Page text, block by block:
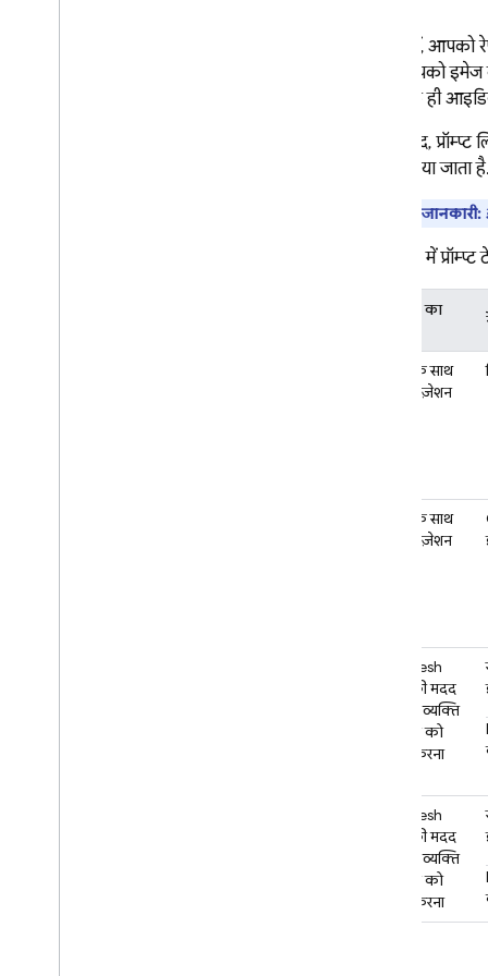
अनुरोध में, आपको
इसमें आपको इमेज
लिए, एक ही
इसके बाद,
रेफ़रंस दिया जाता
अहम जानकारी:
इस टेबल में
इस्तेमाल का
कंट्रोल के साथ
कस्टमाइज़ेशन
कंट्रोल के साथ
कस्टमाइज़ेशन
FaceMesh
इनपुट की मदद
से, किसी व्यक्ति
की इमेज को
स्टाइल करना
FaceMesh
इनपुट की मदद
से, किसी व्यक्ति
की इमेज को
स्टाइल करना